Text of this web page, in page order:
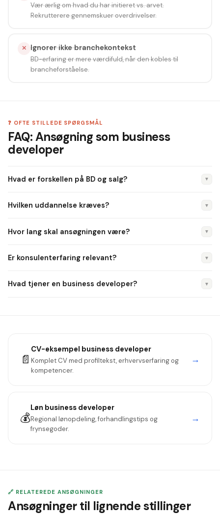
Vær ærlig om hvad du har initieret vs. arvet.
Rekrutterere gennemskuer overdrivelser.
✕ Ignorer ikke branchekontekst
BD-erfaring er mere værdifuld, når den kobles til
brancheforståelse.
❓ OFTE STILLEDE SPØRGSMÅL
FAQ: Ansøgning som business
developer
Hvad er forskellen på BD og salg? ▼
nye markeder, partnerskaber og forretningsmodeller. Salg
Hvilken uddannelse kræves? ▼
erfaring. MBA er en fordel for senior-roller.
Hvor lang skal ansøgningen være? ▼
og strategisk tænkning.
Er konsulenterfaring relevant? ▼
kompetencer. Vis dog at du også kan eksekvere, ikke kun
Hvad tjener en business developer? ▼
📄
CV-eksempel business developer
Komplet CV med profiltekst, erhvervserfaring og
kompetencer.
→
💰
Løn business developer
Regional lønopdeling, forhandlingstips og
frynsegoder.
→
🔗 RELATEREDE ANSØGNINGER
Ansøgninger til lignende stillinger